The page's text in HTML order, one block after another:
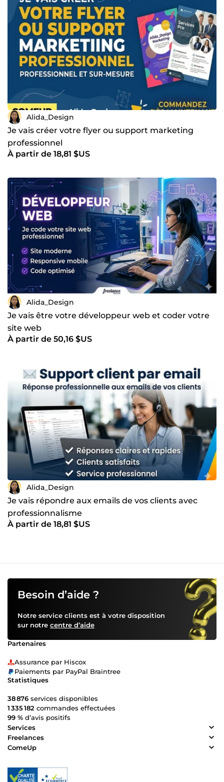
compétence technique &amp; créative ✔️ Sérieuse et
organisée ✔️ Respect des délais ✔️ Communication
professionnelle 📩 Discutons de votre projet et donnons vie
à vos idées digitales.
Alida_Design
Je vais créer votre flyer ou support marketing
professionnel
À partir de 18,81 $US
Alida_Design
Je vais être votre développeur web et coder votre
site web
À partir de 50,16 $US
Alida_Design
Je vais répondre aux emails de vos clients avec
professionnalisme
À partir de 18,81 $US
Besoin d’aide ?
Notre service clients est à votre disposition
sur notre centre d’aide
Partenaires
Assurance par Hiscox
Paiements par PayPal Braintree
Statistiques
38 876 services disponibles
1 335 182 commandes effectuées
99 % d’avis positifs
Services
Freelances
ComeUp